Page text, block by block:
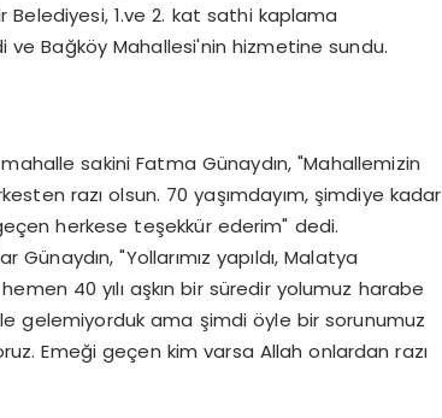
1.ve 2. kat sathi kaplama
ve Bağköy Mahallesi'nin hizmetine sundu.
sakini Fatma Günaydın, "Mahallemizin
razı olsun. 70 yaşımdayım, şimdiye kadar
herkese teşekkür ederim" dedi.
Günaydın, "Yollarımız yapıldı, Malatya
40 yılı aşkın bir süredir yolumuz harabe
gelemiyorduk ama şimdi öyle bir sorunumuz
Emeği geçen kim varsa Allah onlardan razı